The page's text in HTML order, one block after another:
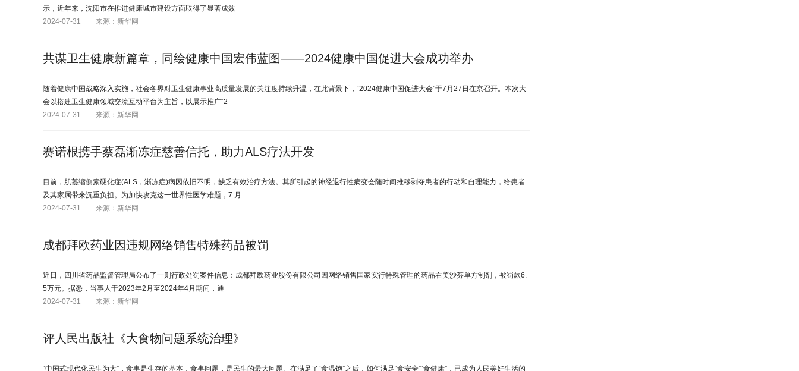
示，近年来，沈阳市在推进健康城市建设方面取得了显著成效
2024-07-31
来源：新华网
共谋卫生健康新篇章，同绘健康中国宏伟蓝图——2024健康中国促进大会成功举办
随着健康中国战略深入实施，社会各界对卫生健康事业高质量发展的关注度持续升温，在此背景下，“2024健康中国促进大会”于7月27日在京召开。本次大
会以搭建卫生健康领域交流互动平台为主旨，以展示推广“2
2024-07-31
来源：新华网
赛诺根携手蔡磊渐冻症慈善信托，助力ALS疗法开发
目前，肌萎缩侧索硬化症(ALS，渐冻症)病因依旧不明，缺乏有效治疗方法。其所引起的神经退行性病变会随时间推移剥夺患者的行动和自理能力，给患者
及其家属带来沉重负担。为加快攻克这一世界性医学难题，7 月
2024-07-31
来源：新华网
成都拜欧药业因违规网络销售特殊药品被罚
近日，四川省药品监督管理局公布了一则行政处罚案件信息：成都拜欧药业股份有限公司因网络销售国家实行特殊管理的药品右美沙芬单方制剂，被罚款6.
5万元。据悉，当事人于2023年2月至2024年4月期间，通
2024-07-31
来源：新华网
评人民出版社《大食物问题系统治理》
“中国式现代化民生为大”，食事是生存的基本，食事问题，是民生的最大问题。在满足了“食温饱”之后，如何满足“食安全”“食健康”，已成为人民美好生活的